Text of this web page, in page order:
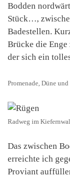
Bodden
Stück…,
Badestellen.
Brücke die Enge
der sich ein
Promenade, Düne
Radweg im
Das zwischen
erreichte ich
Proviant